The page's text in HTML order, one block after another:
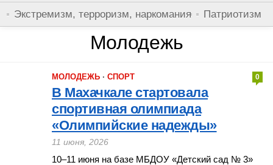
Экстремизм, терроризм, наркомания Патриотизм
Молодежь
МОЛОДЕЖЬ · СПОРТ 0
В Махачкале стартовала
спортивная олимпиада
«Олимпийские надежды»
11 июня, 2026
10–11 июня на базе МБДОУ «Детский сад № 3»